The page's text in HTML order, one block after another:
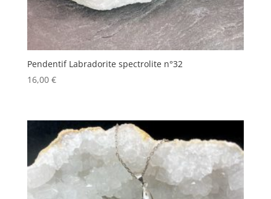
Pendentif Labradorite spectrolite n°32
16,00 €